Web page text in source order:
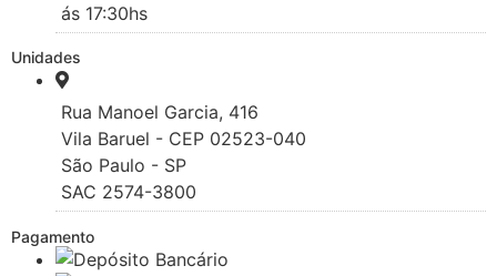
ás 17:30hs
Unidades
Rua Manoel Garcia, 416
Vila Baruel - CEP 02523-040
São Paulo - SP
SAC 2574-3800
Pagamento